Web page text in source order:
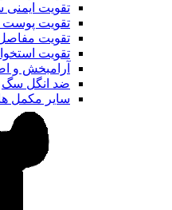
تقویت
تقویت
تقویت
تقویت
آرامبخش و
ضد انگل سگ
سایر مکمل